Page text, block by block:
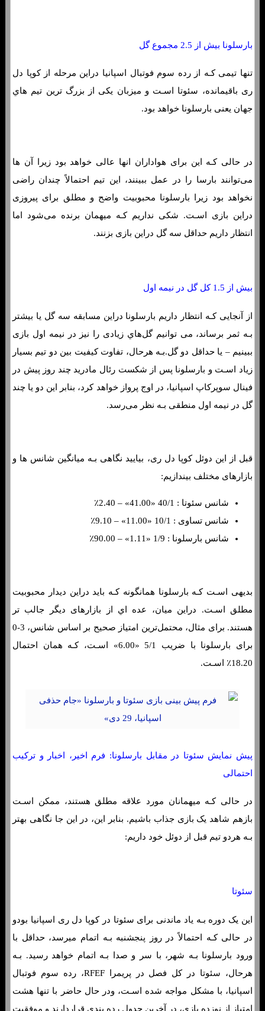
بارسلونا بیش از 2.5 مجموع گل
تنها تیمی کـه از رده سوم فوتبال اسپانیا دراین مرحله از کوپا دل
ری باقیمانده، سئوتا اسـت و میزبان یکی از بزرگ ترین تیم هاي‌
جهان یعنی بارسلونا خواهد بود.
در حالی کـه این برای هواداران انها عالی خواهد بود زیرا آن ها
می‌توانند بارسا را ​​در عمل ببینند، این تیم احتمالاً چندان راضی
نخواهد بود زیرا بارسلونا محبوبیت واضح و مطلق برای پیروزی
دراین بازی اسـت. شکی نداریم کـه میهمان برنده می‌شود اما
انتظار داریم حداقل سه گل دراین بازی بزنند.
بیش از 1.5 کل گل در نیمه اول
از آنجایی کـه انتظار داریم بارسلونا دراین مسابقه سه گل یا بیشتر
بـه ثمر برساند، می توانیم گل‌هاي‌ زیادی را نیز در نیمه اول بازی
ببینیم – یا حداقل دو گل.بـه هرحال، تفاوت کیفیت بین دو تیم بسیار
زیاد اسـت و بارسلونا پس از شکست رئال مادرید چند روز پیش در
فینال سوپرکاپ اسپانیا، در اوج پرواز خواهد کرد، بنابر این دو یا چند
گل در نیمه اول منطقی بـه نظر می‌رسد.
قبل از این دوئل کوپا دل ری، بیایید نگاهی بـه میانگین شانس ها و
بازارهای مختلف بیندازیم:
شانس سئوتا : 40/1 «41.00» – 2.40٪
شانس تساوی : 10/1 «11.00» – 9.10٪
شانس بارسلونا : 1/9 «1.11» – 90.00٪
بدیهی اسـت کـه بارسلونا همانگونه کـه باید دراین دیدار محبوبیت
مطلق اسـت. دراین میان، عده اي از بازارهای دیگر جالب تر
هستند. برای مثال، محتمل‌ترین امتیاز صحیح بر اساس شانس، 3-0
برای بارسلونا با ضریب 5/1 «6.00» اسـت، کـه همان احتمال
18.20٪ اسـت.
پیش نمایش سئوتا در مقابل بارسلونا: فرم اخیر، اخبار و ترکیب
احتمالی
در حالی کـه میهمانان مورد علاقه مطلق هستند، ممکن اسـت
بازهم شاهد یک بازی جذاب باشیم. بنابر این، در این جا نگاهی بهتر
بـه هردو تیم قبل از دوئل خود داریم:
سئوتا
این یک دوره بـه یاد ماندنی برای سئوتا در کوپا دل ری اسپانیا بودو
در حالی کـه احتمالاً در روز پنجشنبه بـه اتمام میرسد، حداقل با
ورود بارسلونا بـه شهر، با سر و صدا بـه اتمام خواهد رسید. بـه
هرحال، سئوتا در کل فصل در پریمرا RFEF، رده سوم فوتبال
اسپانیا، با مشکل مواجه شده اسـت، ودر حال حاضر با تنها هشت
امتیاز از نوزده بازی، در آخرین جدول رده بندی قراردارند و موفقیت